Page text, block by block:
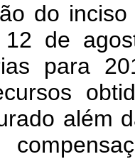
do
12 de
para
além